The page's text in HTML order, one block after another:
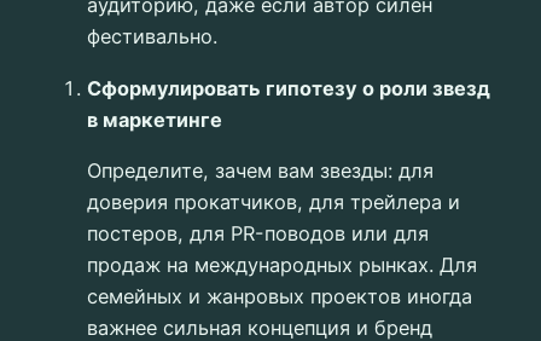
аудиторию, даже если автор силен
фестивально.
Сформулировать гипотезу о роли звезд
в маркетинге
Определите, зачем вам звезды: для
доверия прокатчиков, для трейлера и
постеров, для PR-поводов или для
продаж на международных рынках. Для
семейных и жанровых проектов иногда
важнее сильная концепция и бренд